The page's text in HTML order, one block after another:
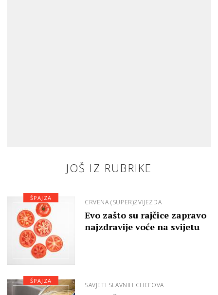
JOŠ IZ RUBRIKE
CRVENA (SUPER)ZVIJEZDA
Evo zašto su rajčice zapravo
najzdravije voće na svijetu
ŠPAJZA
SAVJETI SLAVNIH CHEFOVA
ŠPAJZA